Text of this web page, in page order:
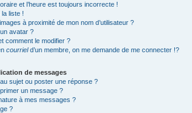
et l’heure est toujours incorrecte !
la liste !
à proximité de mon nom d’utilisateur ?
avatar ?
comment le modifier ?
courrield’un membre, on me demande de me connecter !?
de messages
sujet ou poster une réponse ?
un message ?
à mes messages ?
?